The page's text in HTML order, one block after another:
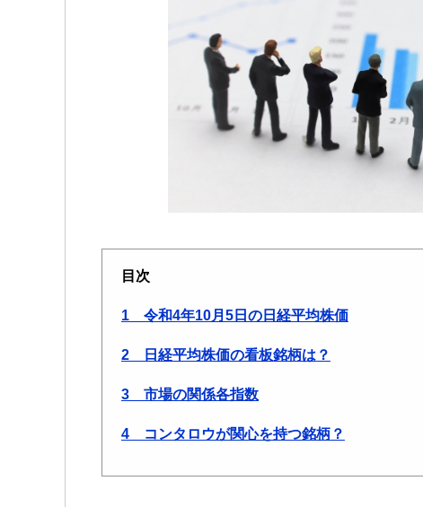
目次
1 令和4年10月5日の日経平均株価
2 日経平均株価の看板銘柄は？
3 市場の関係各指数
4 コンタロウが関心を持つ銘柄？